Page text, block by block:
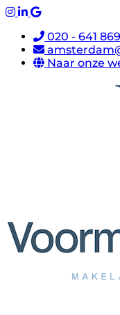
020 - 641
Naar onze